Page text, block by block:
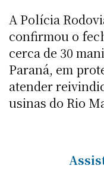
A Polícia
confirmou o
cerca de 30
Paraná, em
atender
usinas do Rio